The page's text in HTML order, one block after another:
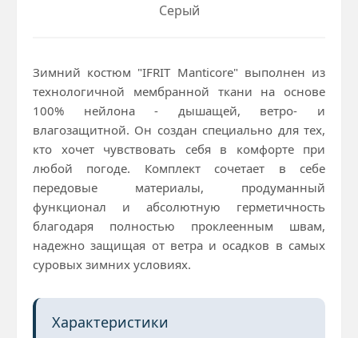
Серый
Зимний костюм "IFRIT Manticore" выполнен из
технологичной мембранной ткани на основе
100% нейлона - дышащей, ветро- и
влагозащитной. Он создан специально для тех,
кто хочет чувствовать себя в комфорте при
любой погоде. Комплект сочетает в себе
передовые материалы, продуманный
функционал и абсолютную герметичность
благодаря полностью проклеенным швам,
надежно защищая от ветра и осадков в самых
суровых зимних условиях.
Характеристики